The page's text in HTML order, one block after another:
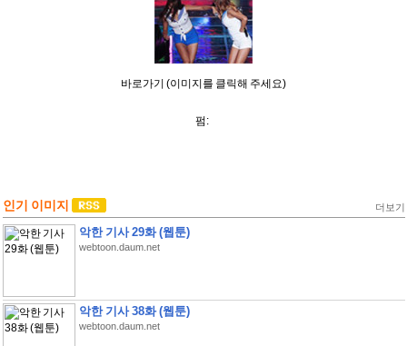
바로가기 (이미지를 클릭해 주세요)
펌:
인기 이미지 더보기
악한 기사 29화 (웹툰)
webtoon.daum.net
악한 기사 38화 (웹툰)
webtoon.daum.net